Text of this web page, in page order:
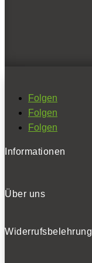
Folgen
Folgen
Folgen
Informationen
Über uns
Widerrufsbelehrung